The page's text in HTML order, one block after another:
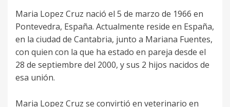
Maria Lopez Cruz nació el 5 de marzo de 1966 en
Pontevedra, España. Actualmente reside en España,
en la ciudad de Cantabria, junto a Mariana Fuentes,
con quien con la que ha estado en pareja desde el
28 de septiembre del 2000, y sus 2 hijos nacidos de
esa unión.
Maria Lopez Cruz se convirtió en veterinario en